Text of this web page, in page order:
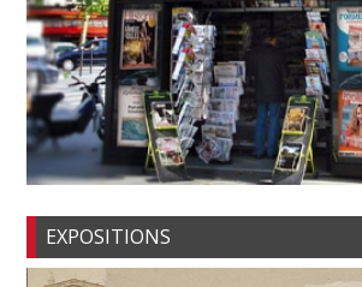
EXPOSITIONS